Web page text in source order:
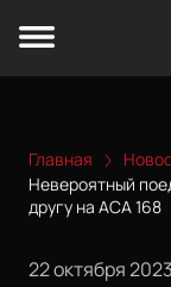
Главная
Невероятный
другу на ACA 168
22 октября 2023